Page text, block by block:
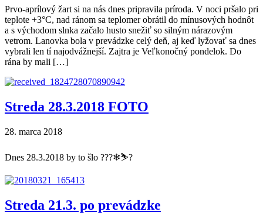
Prvo-aprílový žart si na nás dnes pripravila príroda. V noci pršalo pri
teplote +3°C, nad ránom sa teplomer obrátil do mínusových hodnôt
a s východom slnka začalo husto snežiť so silným nárazovým
vetrom. Lanovka bola v prevádzke celý deň, aj keď lyžovať sa dnes
vybrali len tí najodvážnejší. Zajtra je Veľkonočný pondelok. Do
rána by mali […]
Streda 28.3.2018 FOTO
28. marca 2018
Dnes 28.3.2018 by to šlo ???❄⛷?
Streda 21.3. po prevádzke